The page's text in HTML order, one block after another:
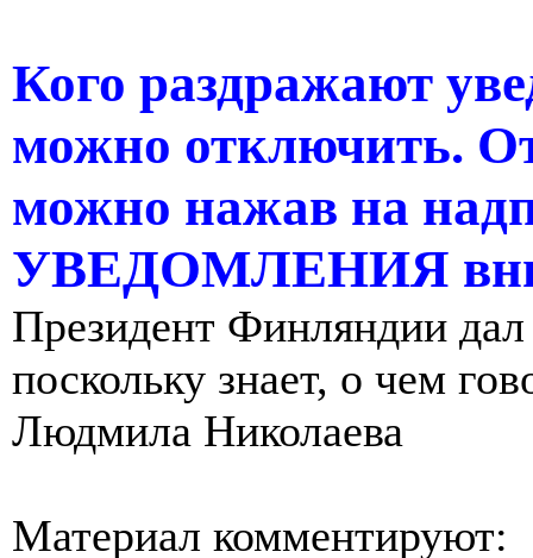
Кого раздражают
можно отключить.
можно нажав на
УВЕДОМЛЕНИЯ
Президент Финляндии
поскольку знает, о чем
Людмила Николаева
Материал комментируют: